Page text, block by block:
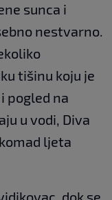
sunca i
nestvarno.
tišinu koju je
pogled na
u vodi, Diva
ljeta